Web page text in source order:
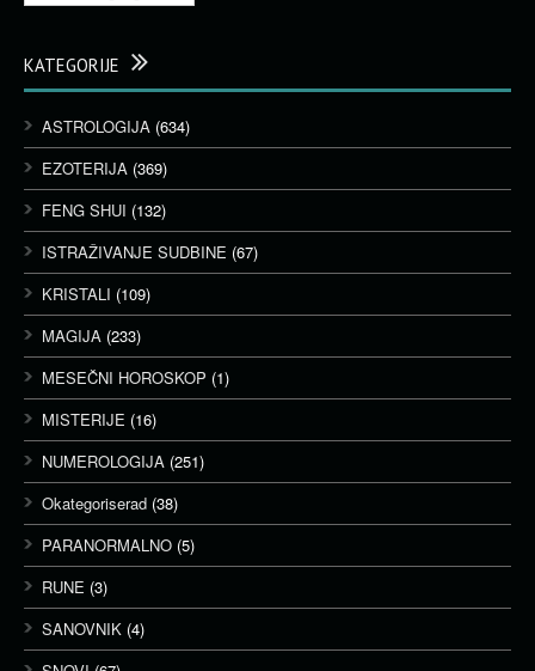
KATEGORIJE
ASTROLOGIJA (634)
EZOTERIJA (369)
FENG SHUI (132)
ISTRAŽIVANJE SUDBINE (67)
KRISTALI (109)
MAGIJA (233)
MESEČNI HOROSKOP (1)
MISTERIJE (16)
NUMEROLOGIJA (251)
Okategoriserad (38)
PARANORMALNO (5)
RUNE (3)
SANOVNIK (4)